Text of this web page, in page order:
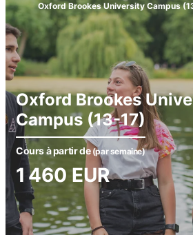
Oxford Brookes University Campus
Oxford Brookes
Campus (13-17)
Cours à partir de (par semaine)
1 460 EUR